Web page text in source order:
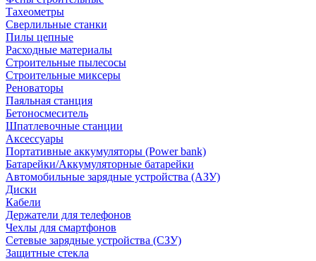
Тахеометры
Сверлильные станки
Пилы цепные
Расходные материалы
Строительные пылесосы
Строительные миксеры
Реноваторы
Паяльная станция
Бетоносмеситель
Шпатлевочные станции
Аксессуары
Портативные аккумуляторы (Power bank)
Батарейки/Аккумуляторные батарейки
Автомобильные зарядные устройства (АЗУ)
Диски
Кабели
Держатели для телефонов
Чехлы для смартфонов
Сетевые зарядные устройства (СЗУ)
Защитные стекла